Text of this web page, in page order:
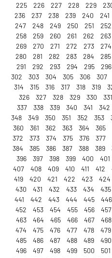
225
226 227 228 229
236
237 238 239 240 241
247
248 249 250 251 252
258
259 260 261 262 263
269
270 271 272 273 274
280
281 282 283 284 285
291
292 293 294 295 296
302
303 304 305 306 307
314
315 316 317 318 319
326
327 328 329 330 331
337
338 339 340 341 342
348
349 350 351 352 353
360
361 362 363 364 365
372
373 374 375 376 377
384
385 386 387 388 389
396
397 398 399 400 401
407
408 409 410 411 412
419
420 421 422 423 424
430
431 432 433 434 435
441
442 443 444 445 446
452
453 454 455 456 457
463
464 465 466 467 468
474
475 476 477 478 479
485
486 487 488 489 490
496
497 498 499 500 501